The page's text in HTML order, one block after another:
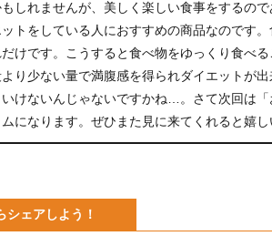
しれませんが、美しく楽しい食事をするの
トをしている人におすすめの商品なのです
けです。こうすると食べ物をゆっくり食べ
り少ない量で満腹感を得られダイエットが
けないんじゃないですかね…。さて次回は
になります。ぜひまた見に来てくれると嬉し
シェアしよう！